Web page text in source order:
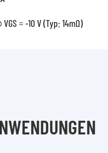
VGS = -10 V (Typ: 14mΩ)